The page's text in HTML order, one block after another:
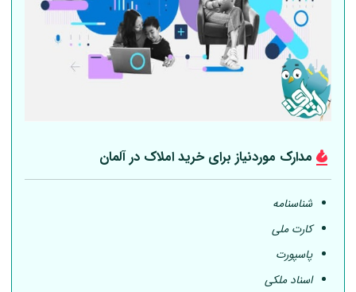
مدارک موردنیاز برای خرید املاک درآلمان
شناسنامه
کارت ملی
پاسپورت
اسناد ملکی